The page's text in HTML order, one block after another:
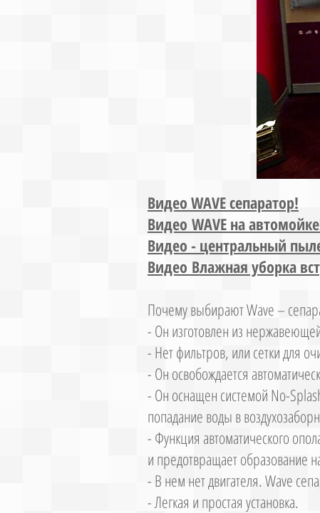
Видео WAVE сепаратор!
Видео WAVE на
Видео - центральный
Видео Влажная уборка
Почему выбирают Wave –
- Он изготовлен из
- Нет фильтров, или сетки для
- Он освобождается
- Он оснащен системой No-
попадание воды в
- Функция автоматического
и предотвращает образование
- В нем нет двигателя. Wave
- Легкая и простая установка.